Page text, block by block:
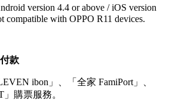
version 4.4 or above / iOS version
compatible with OPPO R11 devices.
款
ibon」、「全家 FamiPort」、
」購票服務。